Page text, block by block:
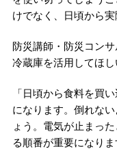
けでなく、日頃から
防災講師・防災コン
冷蔵庫を活用してほし
「日頃から食料を買
になります。倒れな
ょう。電気が止まっ
る順番が重要になりま